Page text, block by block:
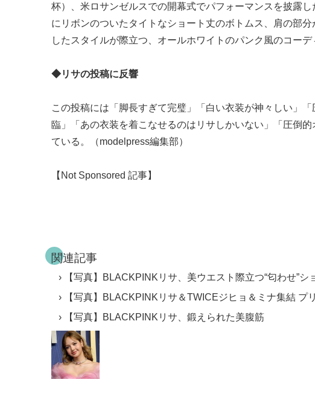
杯）、米ロサンゼルスでの開幕式でパフォーマンスを披露
にリボンのついたタイトなショート丈のボトムス、肩の部
したスタイルが際立つ、オールホワイトのパンク風のコーデ
◆リサの投稿に反響
この投稿には「脚長すぎて完璧」「白い衣装が神々しい」
臨」「あの衣装を着こなせるのはリサしかいない」「圧倒
ている。（modelpress編集部）
【Not Sponsored 記事】
関連記事
【写真】BLACKPINKリサ、美ウエスト際立つ“匂わせ”シ
【写真】BLACKPINKリサ＆TWICEジヒョ＆ミナ集結 プ
【写真】BLACKPINKリサ、鍛えられた美腹筋